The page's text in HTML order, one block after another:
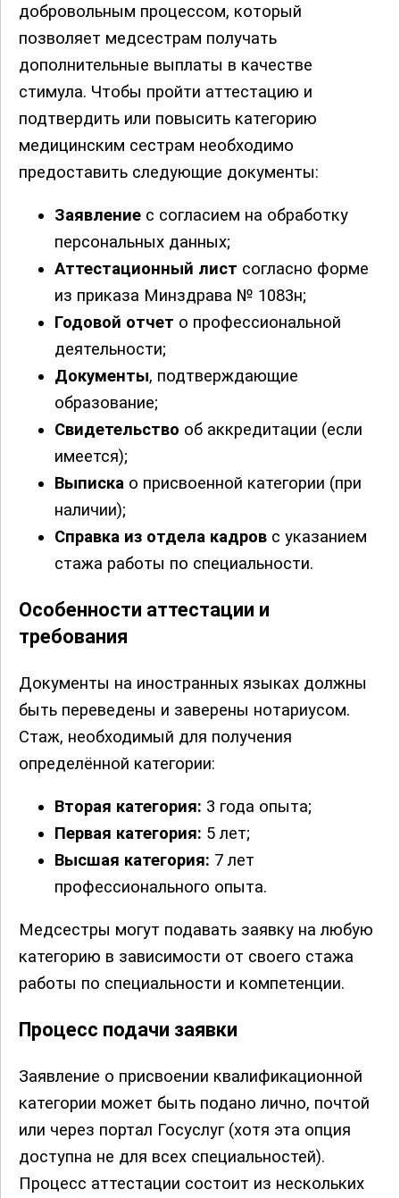
добровольным процессом, который
позволяет медсестрам получать
дополнительные выплаты в качестве
стимула. Чтобы пройти аттестацию и
подтвердить или повысить категорию
медицинским сестрам необходимо
предоставить следующие документы:
Заявление с согласием на обработку
персональных данных;
Аттестационный лист согласно форме
из приказа Минздрава № 1083н;
Годовой отчет о профессиональной
деятельности;
Документы, подтверждающие
образование;
Свидетельство об аккредитации (если
имеется);
Выписка о присвоенной категории (при
наличии);
Справка из отдела кадров с указанием
стажа работы по специальности.
Особенности аттестации и
требования
Документы на иностранных языках должны
быть переведены и заверены нотариусом.
Стаж, необходимый для получения
определённой категории:
Вторая категория: 3 года опыта;
Первая категория: 5 лет;
Высшая категория: 7 лет
профессионального опыта.
Медсестры могут подавать заявку на любую
категорию в зависимости от своего стажа
работы по специальности и компетенции.
Процесс подачи заявки
Заявление о присвоении квалификационной
категории может быть подано лично, почтой
или через портал Госуслуг (хотя эта опция
доступна не для всех специальностей).
Процесс аттестации состоит из нескольких